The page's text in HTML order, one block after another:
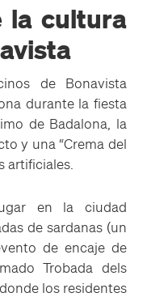
la cultura
de Bonavista
durante la fiesta
de Badalona, ​​la
y una “Crema del
artificiales.
en la ciudad
de sardanas (un
de encaje de
Trobada dels
los residentes